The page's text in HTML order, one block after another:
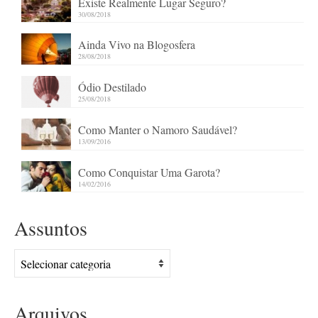
30/08/2018
Ainda Vivo na Blogosfera
28/08/2018
Ódio Destilado
25/08/2018
Como Manter o Namoro Saudável?
13/09/2016
Como Conquistar Uma Garota?
14/02/2016
Assuntos
Assuntos